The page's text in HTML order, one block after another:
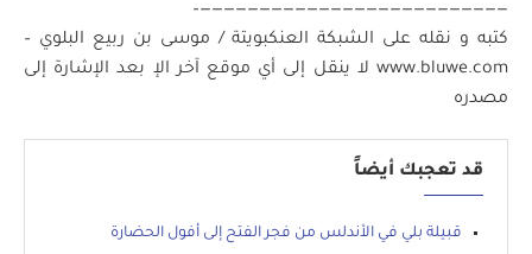
——————————————————————————–
كتبه و نقله على الشبكة العنكبويتة / موسى بن ربيع البلوي –
www.bluwe.com لا ينقل إلى أي موقع آخر الإ بعد الإشارة إلى
مصدره
قد تعجبك أيضاً
قبيلة بلي في الأندلس من فجر الفتح إلى أفول الحضارة